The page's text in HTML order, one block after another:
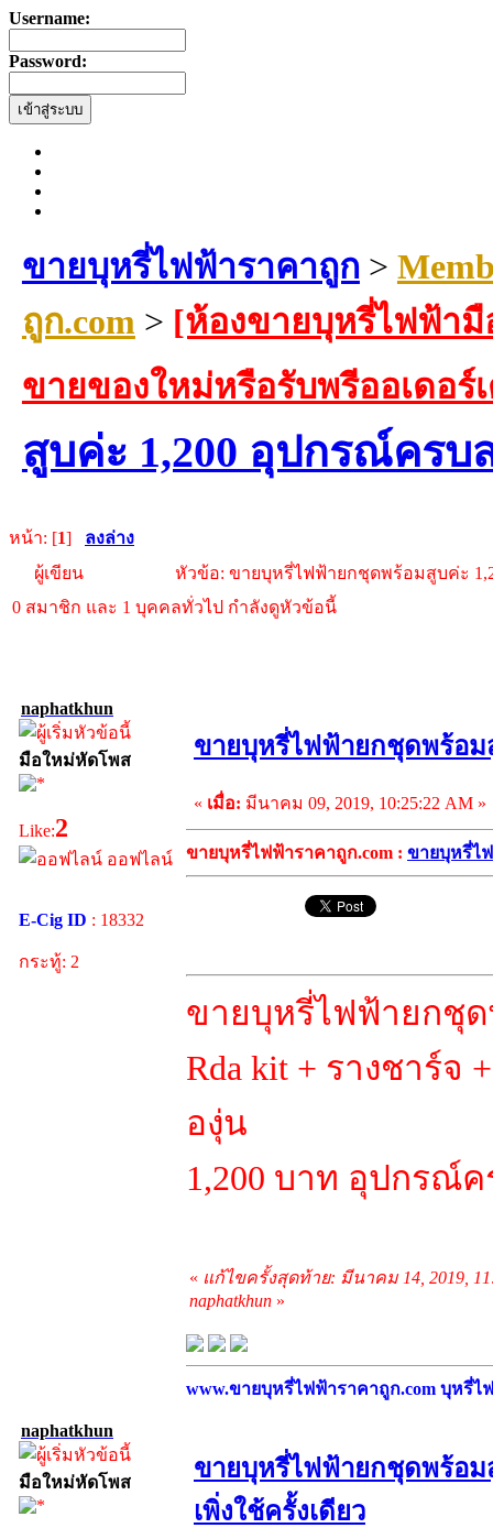
Username:
Password:
ขายบุหรี่ไฟฟ้าราคาถูก >
ถูก.com> [ห้องขายบุหรี่ไฟฟ้ามื
ขายของใหม่หรือรับพรีออเดอร์
สูบค่ะ 1,200 อุปกรณ์ครบ
หน้า: [1] ลงล่าง
ผู้เขียน
หัวข้อ: ขายบุหรี่ไฟฟ้ายกชุดพร้อมสูบค่ะ
0 สมาชิก และ 1 บุคคลทั่วไป กำลังดูหัวข้อนี้
naphatkhun
มือใหม่หัดโพส
Like:2
ออฟไลน์
E-Cig ID : 18332
กระทู้: 2
ขายบุหรี่ไฟฟ้ายกชุดพร้อ
« เมื่อ: มีนาคม 09, 2019, 10:25:22 AM »
ขายบุหรี่ไฟฟ้าราคาถูก.com : ขายบุหรี่ไ
ขายบุหรี่ไฟฟ้ายกชุด
Rda kit + รางชาร์จ
องุ่น
1,200 บาท อุปกรณ์
« แก้ไขครั้งสุดท้าย: มีนาคม 14, 2019,
naphatkhun »
www.ขายบุหรี่ไฟฟ้าราคาถูก.com บุหรี่ไ
naphatkhun
มือใหม่หัดโพส
ขายบุหรี่ไฟฟ้ายกชุดพร้อ
เพิ่งใช้ครั้งเดียว